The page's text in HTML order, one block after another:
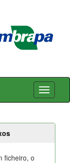
ficheiro, o